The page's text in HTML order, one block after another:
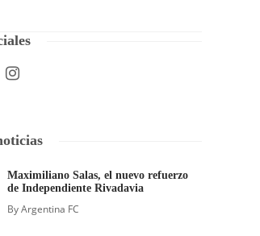
Maximiliano Salas, el nuevo refuerzo
de Independiente Rivadavia
ByArgentina FC